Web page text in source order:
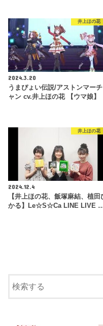
井上ほの花
2024.3.20
うまぴょい伝説/アストンマーチ
ャン cv.井上ほの花 【ウマ娘】
井上ほの花
2024.12.4
【井上ほの花、飯塚麻結、植田
かる】Le☆S☆Ca LINE LIVE